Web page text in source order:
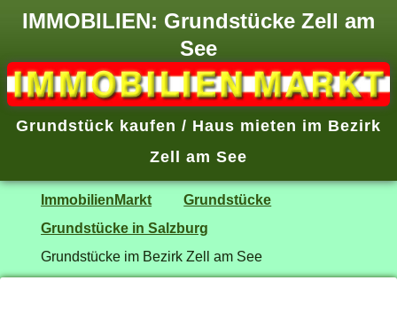
IMMOBILIEN: Grundstücke Zell am
See
Grundstück kaufen / Haus mieten im Bezirk
Zell am See
ImmobilienMarkt
Grundstücke
Grundstücke in Salzburg
Grundstücke im Bezirk Zell am See